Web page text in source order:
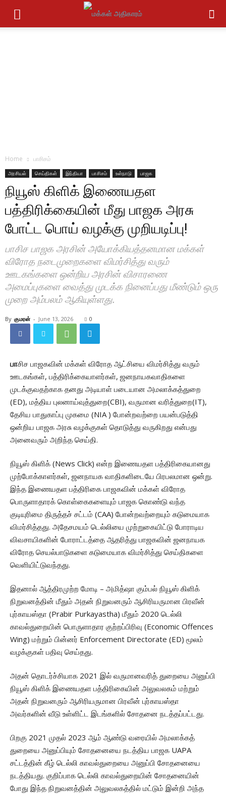
Home பாசிசம்
அரசியல் செய்திகள் இந்தியா பாசிசம் உள்நாடு பாஜக
நியூஸ் கிளிக் இணையதள
பத்திரிக்கையின் மீது பாஜக அரசு
போட்ட பொய் வழக்கு முறியடிப்பு!
பாசிச பாஜக அரசின் அயோக்கியத்தனமான மக்கள்
விரோத நடைமுறைகளை விமர்சித்து வரும்
ஊடகங்களை ஒன்றிய அரசின் விசாரணை
அமைப்புகளை வைத்து முடக்க நினைப்பது மீண்டும் ஒரு
முறை அம்பலம் ஆகியுள்ளது.
By குமரன் - June 13, 2026 0
பாசிச பாஜகவின் மக்கள் விரோத ஆட்சியை விமர்சித்து வரும்
ஊடகங்கள், பத்திரிக்கையாளர்கள், ஜனநாயகவாதிகளை
முடக்குவதற்காக தனது அடியாள் படையான அமலாக்கத்துறை
(ED), மத்திய புலனாய்வுத்துறை(CBI), வருமான வரித்துறை(IT),
தேசிய பாதுகாப்பு முகமை (NIA ) போன்றவற்றை பயன்படுத்தி
ஒன்றிய பாஜக அரசு வழக்குகள் தொடுத்து வருகிறது என்பது
அனைவரும் அறிந்த செய்தி.
நியூஸ் கிளிக் (News Click) என்ற இணையதள பத்திரிகையானது
முற்போக்காளர்கள், ஜனநாயக வாதிகளிடையே பிரபலமான ஒன்று.
இந்த இணையதள பத்திரிகை பாஜகவின் மக்கள் விரோத
பொருளாதாரக் கொள்கைகளையும் பாஜக கொண்டு வந்த
குடியுரிமை திருத்தச் சட்டம் (CAA) போன்றவற்றையும் கடுமையாக
விமர்சித்தது. அதேசமயம் டெல்லியை முற்றுகையிட்டு போராடிய
விவசாயிகளின் போராட்டத்தை ஆதரித்து பாஜகவின் ஜனநாயக
விரோத செயல்பாடுகளை கடுமையாக விமர்சித்து செய்திகளை
வெளியிட்டுவந்தது.
இதனால் ஆத்திரமுற்ற மோடி – அமித்ஷா கும்பல் நியூஸ் கிளிக்
நிறுவனத்தின் மீதும் அதன் நிறுவனரும் ஆசிரியருமான பிரவீன்
புர்காயஸ்தா (Prabir Purkayastha) மீதும் 2020 டெல்லி
காவல்துறையின் பொருளாதார குற்றப்பிரிவு (Economic Offences
Wing) மற்றும் பின்னர் Enforcement Directorate (ED) மூலம்
வழக்குகள் பதிவு செய்தது.
அதன் தொடர்ச்சியாக 2021 இல் வருமானவரித் துறையை அனுப்பி
நியூஸ் கிளிக் இணையதள பத்திரிகையின் அலுவலகம் மற்றும்
அதன் நிறுவனரும் ஆசிரியருமான பிரவீன் புர்காயஸ்தா
அவர்களின் வீடு உள்ளிட்ட இடங்களில் சோதனை நடத்தப்பட்டது.
பிறகு 2021 முதல் 2023 ஆம் ஆண்டு வரையில் அமலாக்கத்
துறையை அனுப்பியும் சோதனையை நடத்திய பாஜக UAPA
சட்டத்தின் கீழ் டெல்லி காவல்துறையை அனுப்பி சோதனையை
நடத்தியது. குறிப்பாக டெல்லி காவல்துறையின் சோதனையின்
போது இந்த நிறுவனத்தின் அலுவலகத்தில் மட்டும் இன்றி அந்த